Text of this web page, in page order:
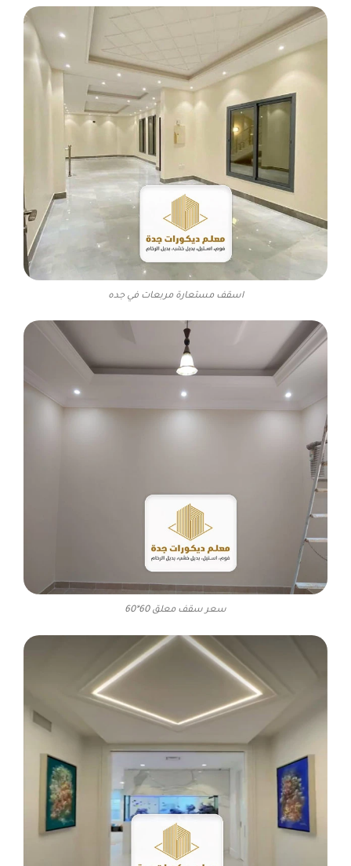
اسقف مستعارة مربعات في جده
سعر سقف معلق 60*60